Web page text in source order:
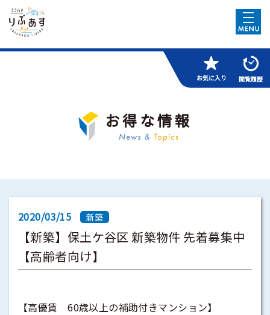
お気に入り 閲覧履歴
お得な情報
2020/03/15 新築
【新築】保土ケ谷区 新築物件 先着募集中
【高齢者向け】
【高優賃 60歳以上の補助付きマンション】